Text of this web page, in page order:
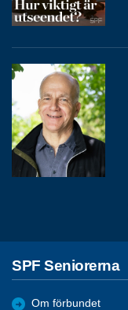
SPF Seniorerna
Om förbundet